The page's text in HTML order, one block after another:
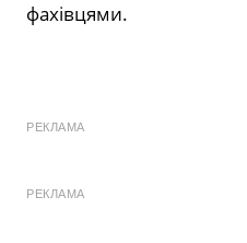
фахівцями.
РЕКЛАМА
РЕКЛАМА